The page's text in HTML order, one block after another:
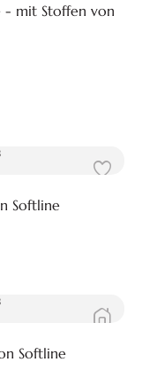
- mit Stoffen von
Softline
Softline